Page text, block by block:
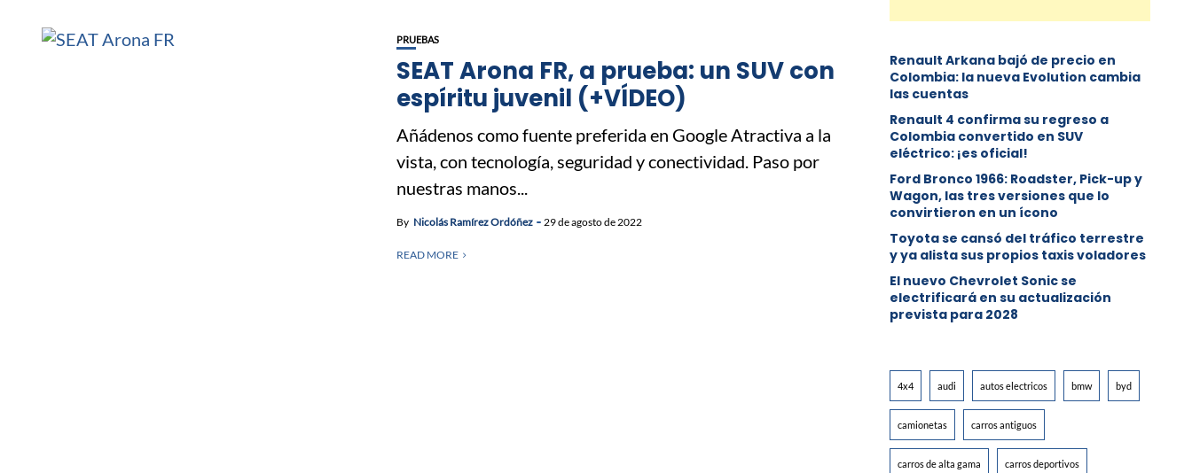
PRUEBAS
SEAT Arona FR, a prueba: un SUV con
espíritu juvenil (+VÍDEO)
Añádenos como fuente preferida en Google Atractiva a la
vista, con tecnología, seguridad y conectividad. Paso por
nuestras manos...
By Nicolás Ramírez Ordóñez 29 de agosto de 2022
READ MORE
Renault Arkana bajó de precio en
Colombia: la nueva Evolution cambia
las cuentas
Renault 4 confirma su regreso a
Colombia convertido en SUV
eléctrico: ¡es oficial!
Ford Bronco 1966: Roadster, Pick-up y
Wagon, las tres versiones que lo
convirtieron en un ícono
Toyota se cansó del tráfico terrestre
y ya alista sus propios taxis voladores
El nuevo Chevrolet Sonic se
electrificará en su actualización
prevista para 2028
4x4 audi autos electricos bmw byd
camionetas carros antiguos
carros de alta gama carros deportivos